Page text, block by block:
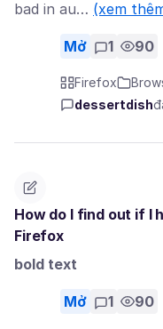
bad in au… (xem
Mở 1 90
Firefox
dessertdish
How do I find out if I
Firefox
bold text
Mở 1 90